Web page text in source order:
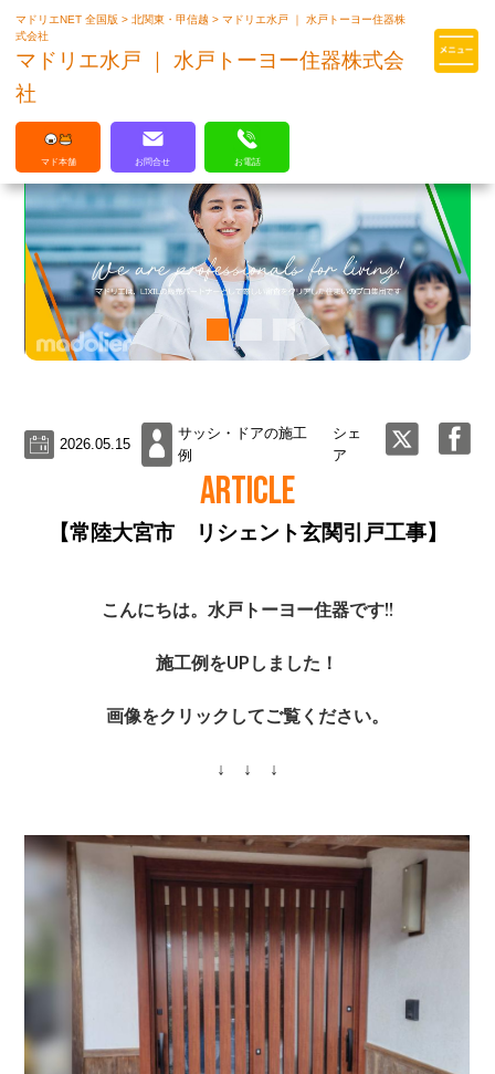
マドリエはLIXILの厳しい基準を
マドリエNET 全国版>北関東・甲信越>マドリエ水戸 ｜ 水戸トーヨー住器株
式会社
マドリエ水戸 ｜ 水戸トーヨー住器株式会
社
マド本舗 お問合せ お電話
2026.05.15
サッシ・ドアの施工
例
シェ
ア
ARTICLE
【常陸大宮市 リシェント玄関引戸工事】